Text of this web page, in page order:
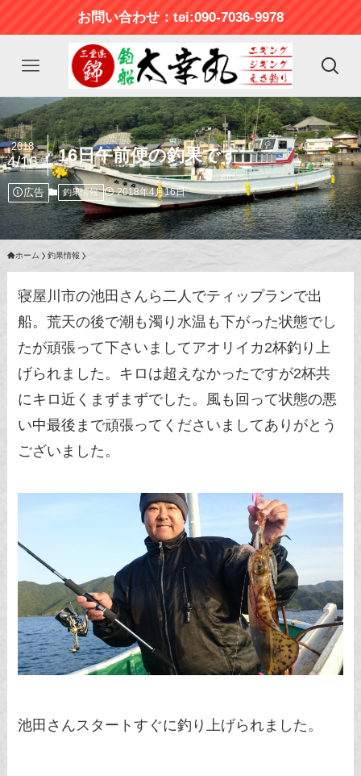
お問い合わせ：tei:090-7036-9978
16日午前便の釣果です
2018
4/16
広告 釣果情報 2018年4月16日
ホーム 釣果情報
寝屋川市の池田さんら二人でティップランで出
船。荒天の後で潮も濁り水温も下がった状態でし
たが頑張って下さいましてアオリイカ2杯釣り上
げられました。キロは超えなかったですが2杯共
にキロ近くまずまずでした。風も回って状態の悪
い中最後まで頑張ってくださいましてありがとう
ございました。
池田さんスタートすぐに釣り上げられました。